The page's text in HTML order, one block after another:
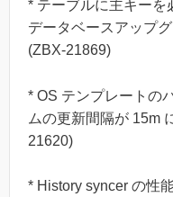
* テーブルに主キーを
データベースアップ
(ZBX-21869)
* OS テンプレートの
ムの更新間隔が 15m
21620)
* History syncer の性